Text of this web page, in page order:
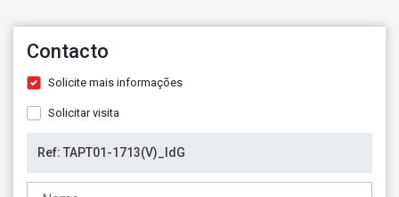
Contacto
Solicite mais informações
Solicitar visita